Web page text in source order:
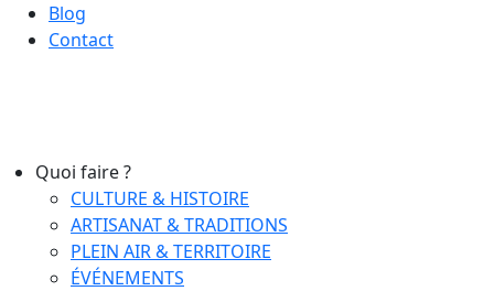
Blog
Contact
Quoi faire ?
CULTURE & HISTOIRE
ARTISANAT & TRADITIONS
PLEIN AIR & TERRITOIRE
ÉVÉNEMENTS